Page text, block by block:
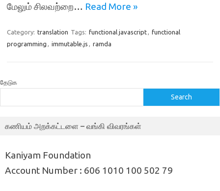
மேலும் சிலவற்றை… Read More »
Category: translation Tags: functional javascript, functional
programming , immutable.js , ramda
தேடுக
Search
கணியம் அறக்கட்டளை – வங்கி விவரங்கள்
Kaniyam Foundation
Account Number : 606 1010 100 502 79